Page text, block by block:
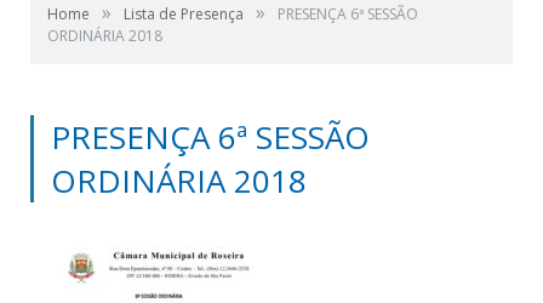
Home » Lista de Presença »
PRESENÇA 6ª SESSÃO
ORDINÁRIA 2018
PRESENÇA 6ª SESSÃO
ORDINÁRIA 2018